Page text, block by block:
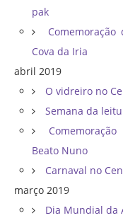
pak
Cova da Iria
abril 2019
O vidreiro no
Semana da
Beato Nuno
Carnaval no
março 2019
Dia Mundial da